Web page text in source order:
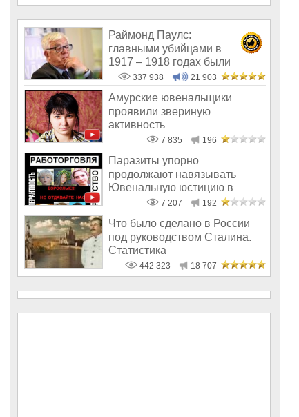
Раймонд Паулс:
главными убийцами в
1917 – 1918 годах были
латыши и евреи, а не русс
337 938 21 903
Амурские ювенальщики
проявили звериную
активность
7 835 196
Паразиты упорно
продолжают навязывать
Ювенальную юстицию в
7 207 192
Что было сделано в России
под руководством Сталина.
Статистика
442 323 18 707